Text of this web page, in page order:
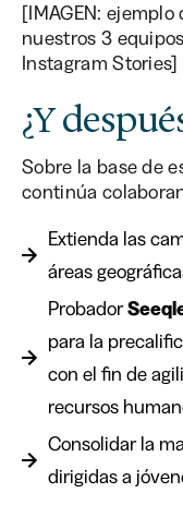
[IMAGEN:
nuestros 3
Instagram Stories]
¿Y
Sobre la base de
continúa
Extienda las
áreas
Probador
para la
con el fin de
recursos
Consolidar la
dirigidas a